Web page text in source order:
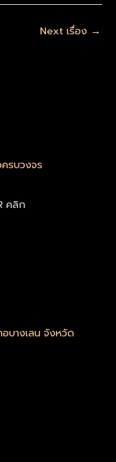
Next เรื่อง →
รบวงจร
คลิก
บางเลน จังหวัด